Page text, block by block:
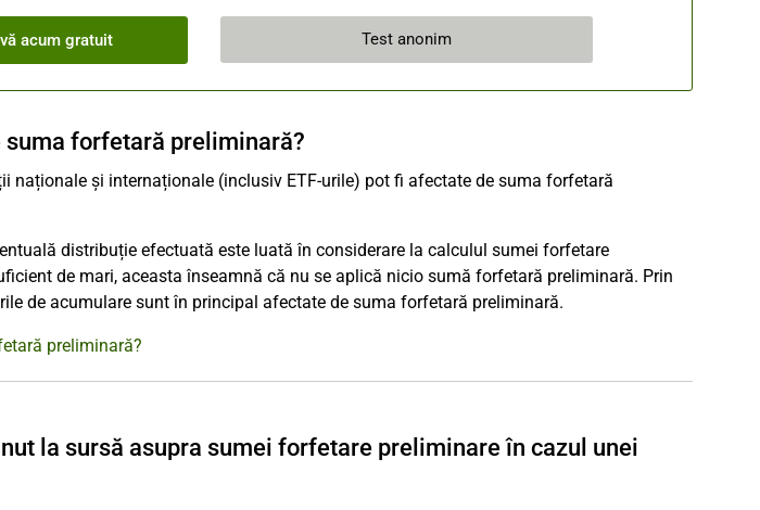
acum gratuit Test anonim
forfetară preliminară?
naționale și internaționale (inclusiv ETF-urile) pot fi afectate de suma forfetară
distribuție efectuată este luată în considerare la calculul sumei forfetare
de mari, aceasta înseamnă că nu se aplică nicio sumă forfetară preliminară. Prin
de acumulare sunt în principal afectate de suma forfetară preliminară.
preliminară?
la sursă asupra sumei forfetare preliminare în cazul unei